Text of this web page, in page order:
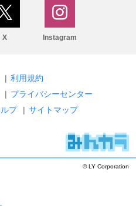
X Instagram
| 利用規約
| プライバシーセンター
プ | サイトマップ
© LY Corporation